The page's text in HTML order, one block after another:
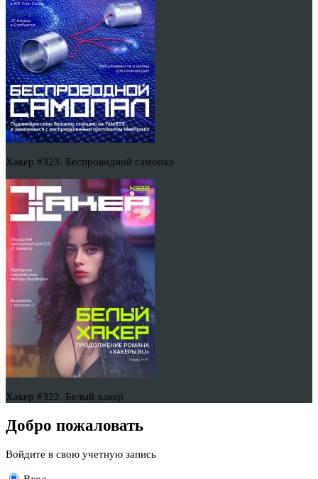
Хакер #323. Беспроводной самопал
Хакер #322. Белый хакер
Добро пожаловать
Войдите в свою учетную запись